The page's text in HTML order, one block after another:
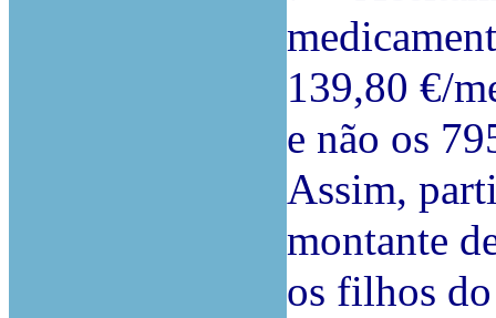
139,80 €/
e não os
Assim,
montante
os filhos